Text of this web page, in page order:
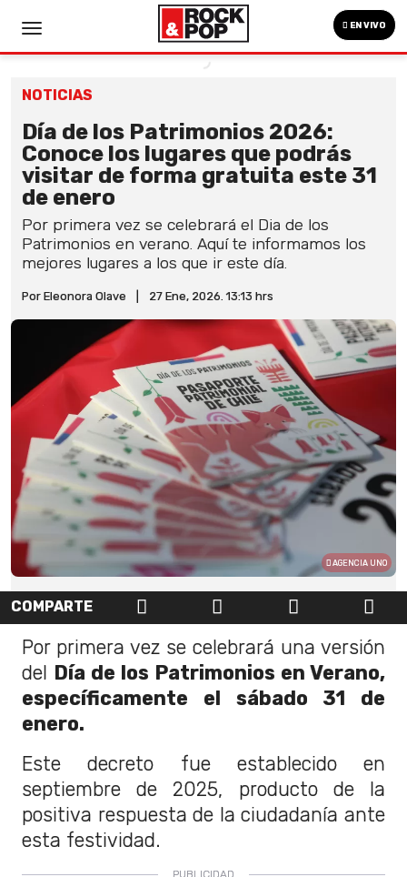
EN VIVO
NOTICIAS
Día de los Patrimonios 2026:
Conoce los lugares que podrás
visitar de forma gratuita este 31
de enero
Por primera vez se celebrará el Dia de los
Patrimonios en verano. Aquí te informamos los
mejores lugares a los que ir este día.
Por Eleonora Olave 27 Ene, 2026. 13:13 hrs
AGENCIA UNO
COMPARTE
Por primera vez se celebrará una versión
del Día de los Patrimonios en Verano,
específicamente el sábado 31 de
enero.
Este decreto fue establecido en
septiembre de 2025, producto de la
positiva respuesta de la ciudadanía ante
esta festividad.